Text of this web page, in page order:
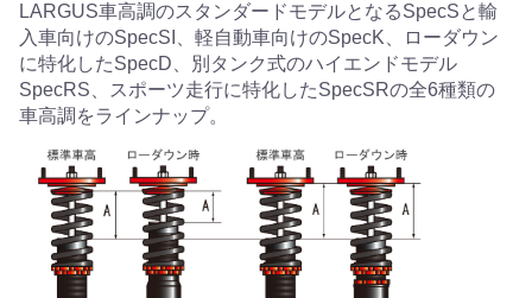
LARGUS車高調のスタンダードモデルとなるSpecSと輸
入車向けのSpecSI、軽自動車向けのSpecK、ローダウン
に特化したSpecD、別タンク式のハイエンドモデル
SpecRS、スポーツ走行に特化したSpecSRの全6種類の
車高調をラインナップ。